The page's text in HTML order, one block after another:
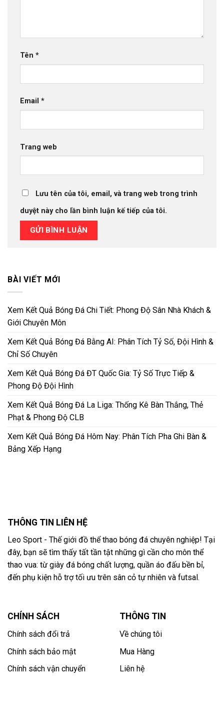
Tên *
Email *
Trang web
Lưu tên của tôi, email, và trang web trong trình
duyệt này cho lần bình luận kế tiếp của tôi.
BÀI VIẾT MỚI
Xem Kết Quả Bóng Đá Chi Tiết: Phong Độ Sân Nhà Khách &
Giới Chuyên Môn
Xem Kết Quả Bóng Đá Bằng AI: Phân Tích Tỷ Số, Đội Hình &
Chỉ Số Chuyên
Xem Kết Quả Bóng Đá ĐT Quốc Gia: Tỷ Số Trực Tiếp &
Phong Độ Đội Hình
Xem Kết Quả Bóng Đá La Liga: Thống Kê Bàn Thắng, Thẻ
Phạt & Phong Độ CLB
Xem Kết Quả Bóng Đá Hôm Nay: Phân Tích Pha Ghi Bàn &
Bảng Xếp Hạng
THÔNG TIN LIÊN HỆ
Leo Sport - Thế giới đồ thể thao bóng đá chuyên nghiệp! Tại
đây, bạn sẽ tìm thấy tất tần tật những gì cần cho môn thể
thao vua: từ giày đá bóng chất lượng, quần áo đấu bền bỉ,
đến phụ kiện hỗ trợ tối ưu trên sân cỏ tự nhiên và futsal.
CHÍNH SÁCH
Chính sách đổi trả
Chính sách bảo mật
Chính sách vận chuyển
THÔNG TIN
Về chúng tôi
Mua Hàng
Liên hệ